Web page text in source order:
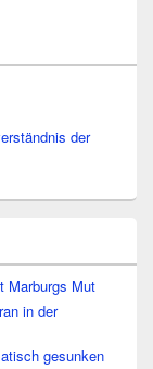
der
Marburgs Mut
in der
gesunken